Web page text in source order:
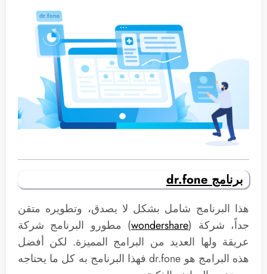
برنامج dr.fone
هذا البرنامج شامل بشكل لا يصدق، وتطويره متقن
جداً، شركة (wondershare) مطورو البرنامج شركة
عريقة ولها العديد من البرامج المميزة. لكن أفضل
هذه البرامج هو dr.fone فهذا البرنامج به كل ما يحتاجه